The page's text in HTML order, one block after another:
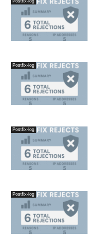
Postfix-log
Postfix-log
Postfix-log